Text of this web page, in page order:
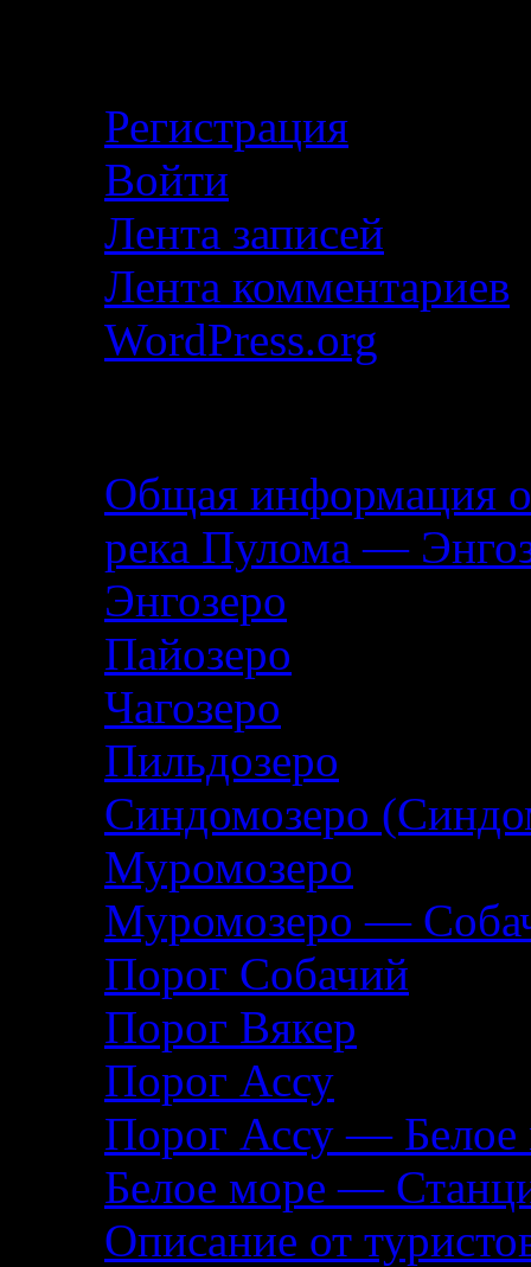
Регистрация
Войти
Лента записей
Лента комментариев
WordPress.org
Общая информация
река Пулома —
Энгозеро
Пайозеро
Чагозеро
Пильдозеро
Синдомозеро
Муромозеро
Муромозеро —
Порог Собачий
Порог Вякер
Порог Ассу
Порог Ассу — Белое
Белое море —
Описание от